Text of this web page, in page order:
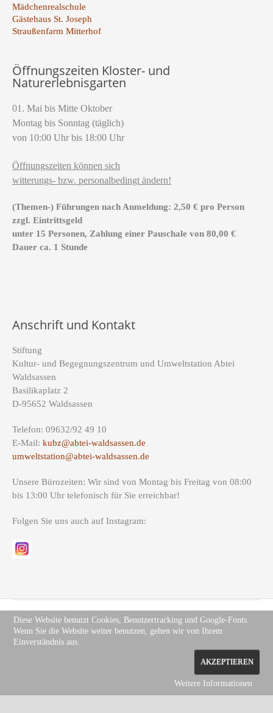
Mädchenrealschule
Gästehaus St. Joseph
Straußenfarm Mitterhof
Öffnungszeiten Kloster- und
Naturerlebnisgarten
01. Mai bis Mitte Oktober
Montag bis Sonntag (täglich)
von 10:00 Uhr bis 18:00 Uhr
Öffnungszeiten können sich
witterungs- bzw. personalbedingt ändern!
(Themen-) Führungen nach Anmeldung: 2,50 € pro Person
zzgl. Eintrittsgeld
unter 15 Personen, Zahlung einer Pauschale von 80,00 €
Dauer ca. 1 Stunde
Anschrift und Kontakt
Stiftung
Kultur- und Begegnungszentrum und Umweltstation Abtei
Waldsassen
Basilikaplatz 2
D-95652 Waldsassen
Telefon: 09632/92 49 10
E-Mail: kubz@abtei-waldsassen.de
umweltstation@abtei-waldsassen.de
Unsere Bürozeiten: Wir sind von Montag bis Freitag von 08:00
bis 13:00 Uhr telefonisch für Sie erreichbar!
Folgen Sie uns auch auf Instagram:
Copyright (c) Site Name 2012. All rights reserved.Impressum
Diese Website benutzt Cookies, Benutzertracking und Google-Fonts.
Wenn Sie die Website weiter benutzen, gehen wir von Ihrem
Einverständnis aus.
AKZEPTIEREN
Weitere Informationen